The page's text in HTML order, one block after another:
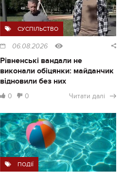
СУСПІЛЬСТВО
06.08.2026
Рівненські вандали не
виконали обіцянки: майданчик
відновили без них
0 0 Читати далі
ПОДІЇ